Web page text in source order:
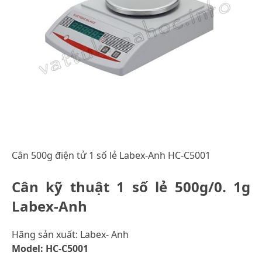
Cân 500g điện tử 1 số lẻ Labex-Anh HC-C5001
Cân kỹ thuật 1 số lẻ 500g/0. 1g
Labex-Anh
Hãng sản xuất: Labex- Anh
Model: HC-C5001